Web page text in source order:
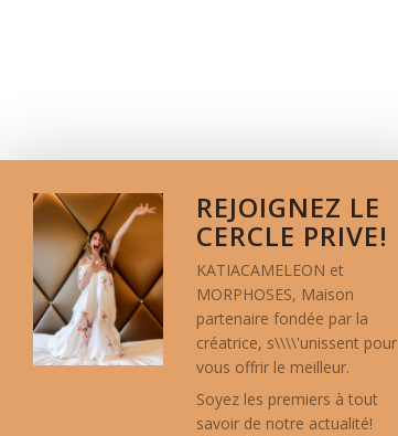
REJOIGNEZ LE
CERCLE PRIVE!
KATIACAMELEON et
MORPHOSES, Maison
partenaire fondée par la
créatrice, s\\\\'unissent pour
vous offrir le meilleur.
Soyez les premiers à tout
savoir de notre actualité!